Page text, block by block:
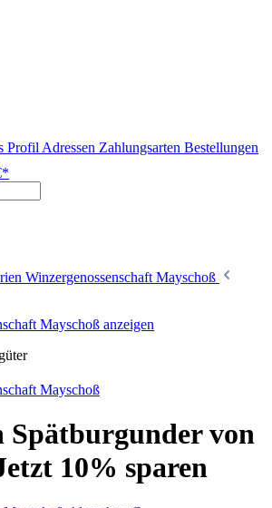
Profil Adressen Zahlungsarten Bestellungen
Winzergenossenschaft Mayschoß
Mayschoß anzeigen
Mayschoß
Spätburgunder von
10% sparen